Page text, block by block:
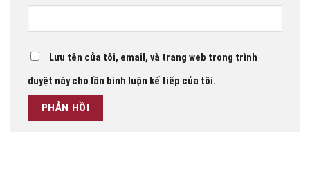
Lưu tên của tôi, email, và trang web trong trình
duyệt này cho lần bình luận kế tiếp của tôi.